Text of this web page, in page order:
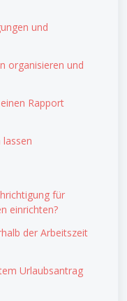
und
organisieren und
Rapport
für
einrichten?
der Arbeitszeit
Urlaubsantrag